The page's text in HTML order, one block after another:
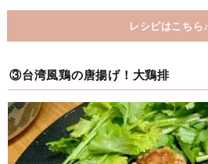
レシピはこちら♪
③台湾風鶏の唐揚げ！大鶏排